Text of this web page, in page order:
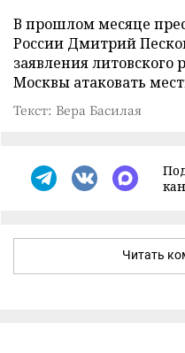
В прошлом месяце
России Дмитрий
заявления литовского
Москвы атаковать
Текст: Вера Басилая
Читать